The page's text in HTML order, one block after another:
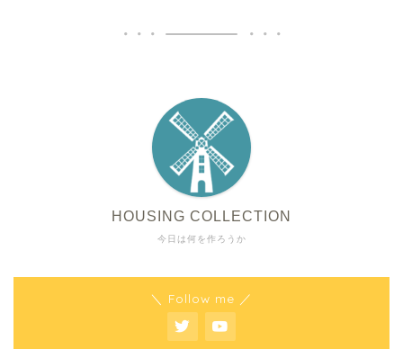
今日は何を作ろうか
HOUSING COLLECTION
＼ Follow me ／